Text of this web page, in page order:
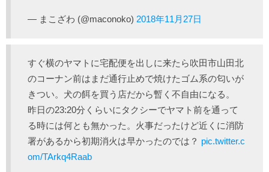
— まこざわ (@maconoko) 2018年11月27日
すぐ横のヤマトに宅配便を出しに来たら吹田市山田北
のコーナン前はまだ通行止めで焼けたゴム系の匂いが
きつい。犬の餌を買う店だから暫く不自由になる。
昨日の23:20分くらいにタクシーでヤマト前を通って
る時には何とも無かった。火事だったけど近くに消防
署があるから初期消火は早かったのでは？ pic.twitter.c
om/TArkq4Raab